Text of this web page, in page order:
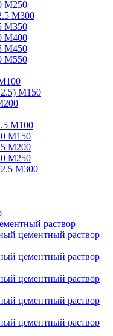
М250
М300
М350
М400
М450
М550
М150
М100
М150
М200
М250
М300
раствор
цементный раствор
цементный раствор
цементный раствор
цементный раствор
цементный раствор